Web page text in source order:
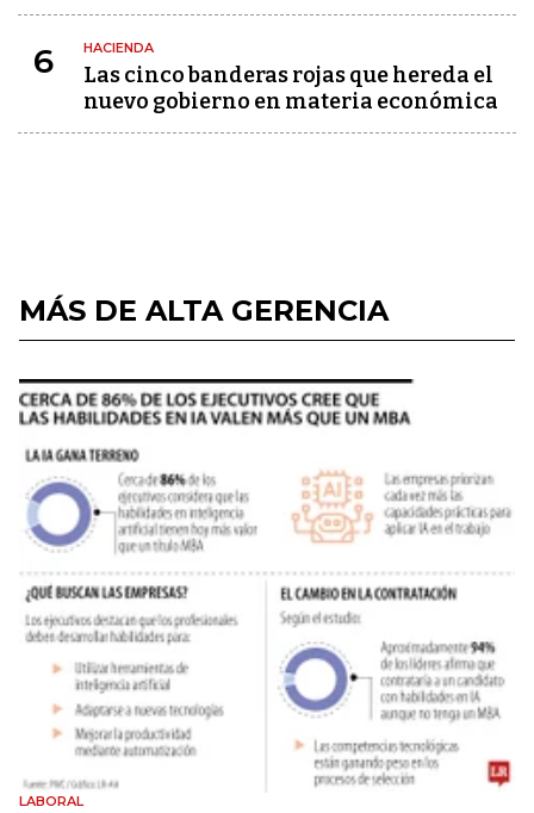
6 HACIENDA
Las cinco banderas rojas que hereda el
nuevo gobierno en materia económica
MÁS DE ALTA GERENCIA
LABORAL